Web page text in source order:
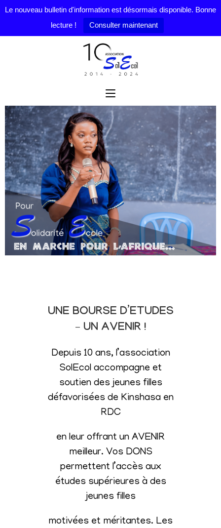
Le nouveau bulletin d'information est désormais disponible. Bonne
lecture !
Consulter maintenant
UNE BOURSE D’ETUDES
– UN AVENIR !
Depuis 10 ans, l’association
SolEcol accompagne et
soutien des jeunes filles
défavorisées de Kinshasa en
RDC
en leur offrant un AVENIR
meilleur. Vos DONS
permettent l’accès aux
études supérieures à des
jeunes filles
motivées et méritantes. Les